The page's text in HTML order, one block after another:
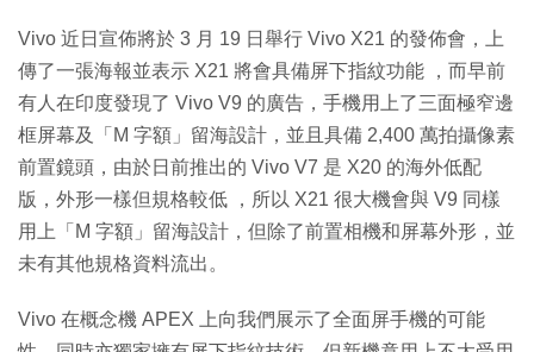
Vivo 近日宣佈將於 3 月 19 日舉行 Vivo X21 的發佈會，上
傳了一張海報並表示 X21 將會具備屏下指紋功能 ，而早前
有人在印度發現了 Vivo V9 的廣告，手機用上了三面極窄邊
框屏幕及「M 字額」留海設計，並且具備 2,400 萬拍攝像素
前置鏡頭，由於日前推出的 Vivo V7 是 X20 的海外低配
版，外形一樣但規格較低 ，所以 X21 很大機會與 V9 同樣
用上「M 字額」留海設計，但除了前置相機和屏幕外形，並
未有其他規格資料流出。
Vivo 在概念機 APEX 上向我們展示了全面屏手機的可能